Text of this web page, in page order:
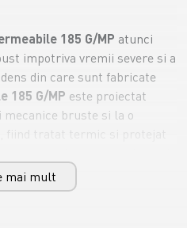
185 G/MP atunci
impotriva vremii severe si a
din care sunt fabricate
185 G/MP este proiectat
bruste si la o
laturile si inele de
la intervale regulate, o
mai mult